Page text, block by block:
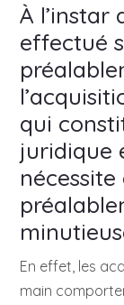
À
effectué
qui
juridique
En effet, les
main